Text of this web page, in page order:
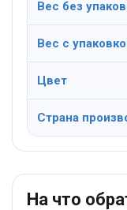
Вес без
Вес с
Цвет
Страна
На что